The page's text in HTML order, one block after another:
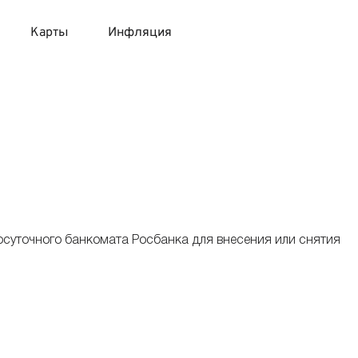
Карты
с моментальным решением
Инфляция
банкомата Росбанка для внесения или снятия